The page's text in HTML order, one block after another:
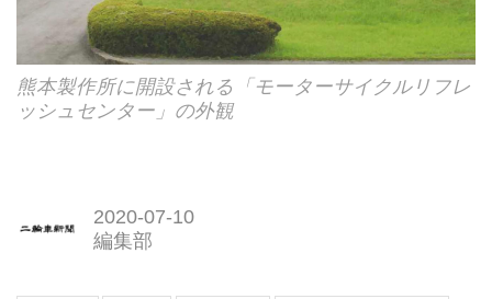
熊本製作所に開設される「モーターサイクルリフレ
ッシュセンター」の外観
2020-07-10
編集部